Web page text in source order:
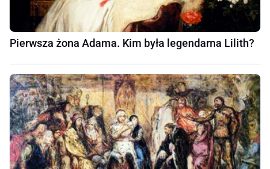
Pierwsza żona Adama. Kim była legendarna Lilith?